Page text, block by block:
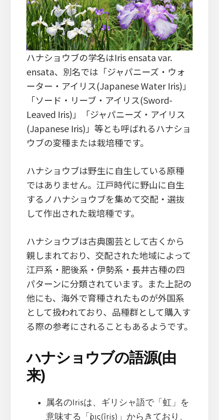
ハナショウブの学名はIris ensata var.
ensata、別名では「ジャパニーズ・ウォ
ーター・アイリス(Japanese Water Iris)」
「ソード・リーブ・アイリス(Sword-
Leaved Iris)」「ジャパニーズ・アイリス
(Japanese Iris)」等とも呼ばれるハナショ
ウブの変種または栽培種です。
ハナショウブは野生に自生している原種
ではありません。江戸時代に野山に自生
するノハナショウブを集めて交配・選抜
して作出された栽培種です。
ハナショウブは古典園芸として古くから
親しまれており、交配された地域によって
江戸系・肥後系・伊勢系・長井古種の四
パターンに分類されています。また上記の
他にも、海外で育種されたものが外国系
として扱われており、品種群として購入す
る際の参考にされることもあるようです。
ハナショウブの語源(由
来)
属名のIrisは、ギリシャ語で「虹」を
意味する「ἶρις(îris)」からきており、